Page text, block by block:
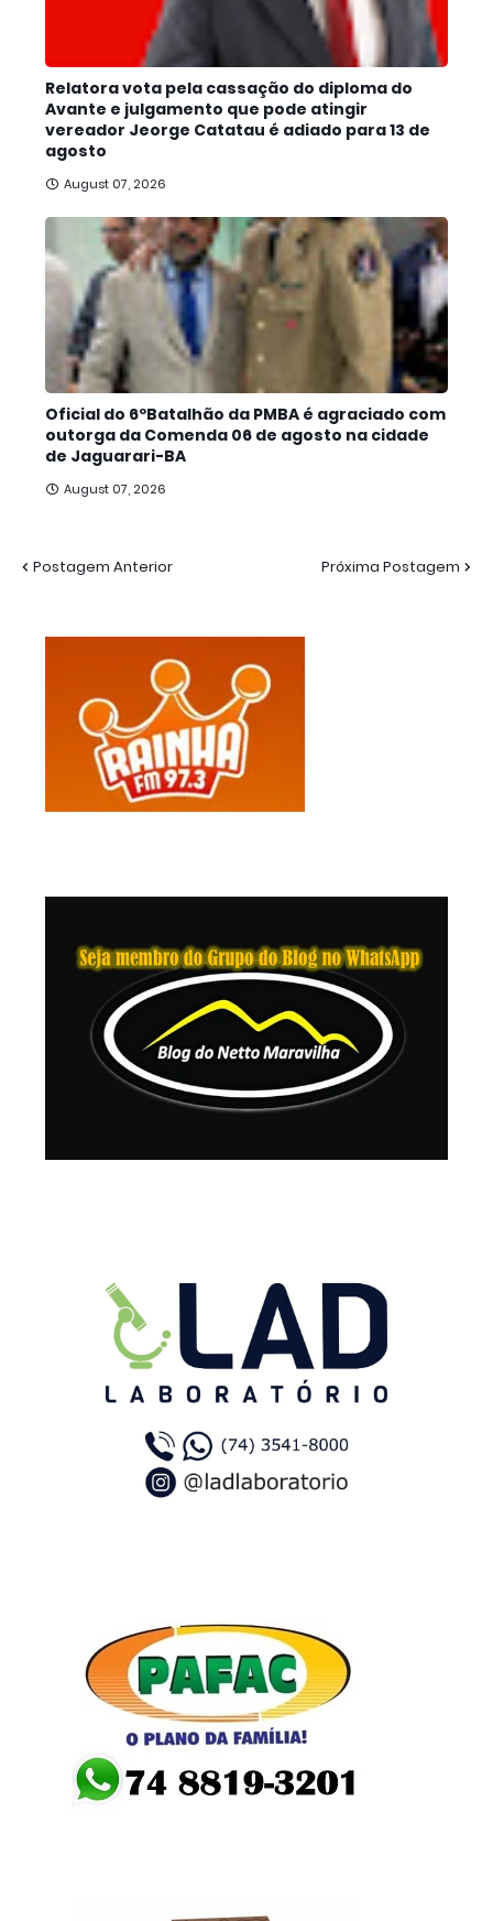
Relatora vota pela cassação do diploma do
Avante e julgamento que pode atingir
vereador Jeorge Catatau é adiado para 13 de
agosto
August 07, 2026
Oficial do 6ºBatalhão da PMBA é agraciado com
outorga da Comenda 06 de agosto na cidade
de Jaguarari-BA
August 07, 2026
Postagem Anterior Próxima Postagem